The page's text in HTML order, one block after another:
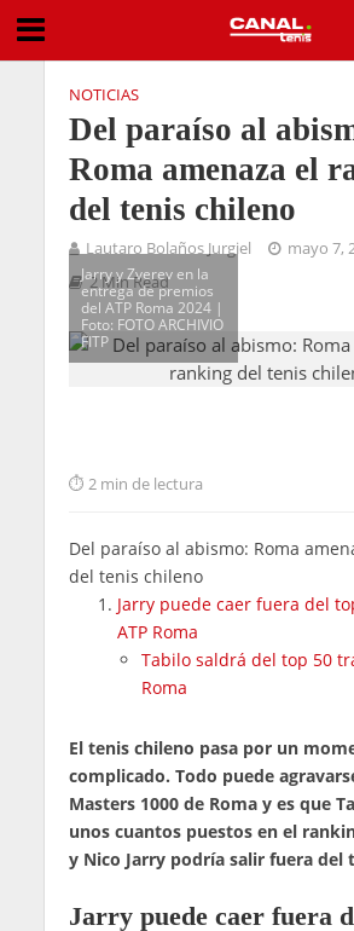
NOTICIAS
Del paraíso al
Roma amenaza el
del tenis chileno
Lautaro Bolaños Jurgiel
mayo 7,
2 Min Read
Jarry y Zverev en la
entrega de premios
del ATP Roma 2024 |
Foto: FOTO ARCHIVIO
FITP
2 min de lectura
Del paraíso al abismo: Roma
del tenis chileno
Jarry puede caer fuera del
ATP Roma
Tabilo saldrá del top 50
Roma
El tenis chileno pasa por un
complicado. Todo puede
Masters 1000 de Roma y es que
unos cuantos puestos en el
y Nico Jarry podría salir fuera del
Jarry puede caer fuera